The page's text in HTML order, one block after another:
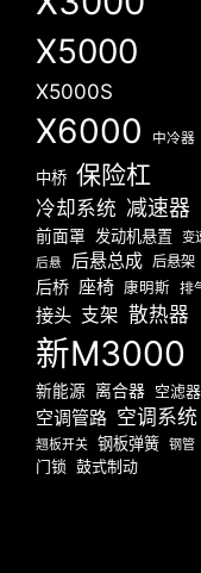
X5000
X5000S
X6000 中冷器
中桥 保险杠
冷却系统 减速器
前面罩 发动机悬置 变
后悬 后悬总成 后悬架
后桥 座椅 康明斯 排
接头 支架 散热器
新M3000
新能源 离合器 空滤器
空调管路 空调系统
翘板开关 钢板弹簧 钢管
门锁 鼓式制动